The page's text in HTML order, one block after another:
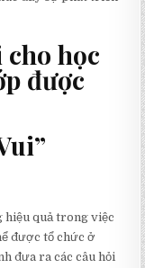
học
được
hiệu quả trong việc
được tổ chức ở
đưa ra các câu hỏi